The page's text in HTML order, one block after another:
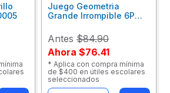
Juego Geometria
Grande Irrompible 6P
Antes $84.90
Ahora $76.41
* Aplica con compra mínima
de $400 en útiles escolares
seleccionados